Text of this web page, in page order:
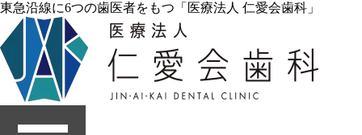
東急沿線に6つの歯医者をもつ「医療法人 仁愛会歯科」